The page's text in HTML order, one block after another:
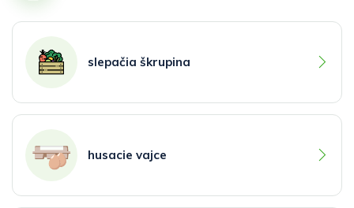
slepačia škrupina
husacie vajce